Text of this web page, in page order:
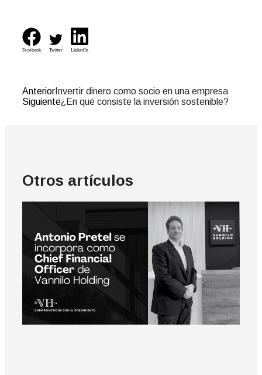
Facebook Twitter LinkedIn
Anterior Invertir dinero como socio en una empresa
Siguiente¿En qué consiste la inversión sostenible?
Otros artículos